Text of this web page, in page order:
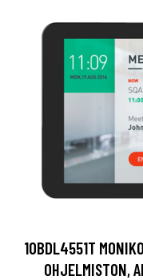
10BDL4551T
OHJELMISTON,